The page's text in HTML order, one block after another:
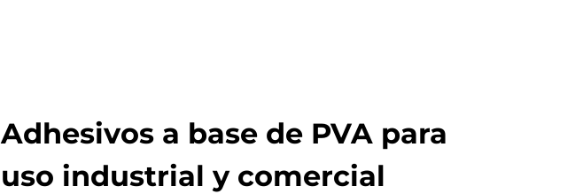
Adhesivos a base de PVA para
uso industrial y comercial